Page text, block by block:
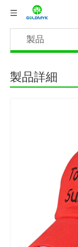
製品
製品詳細